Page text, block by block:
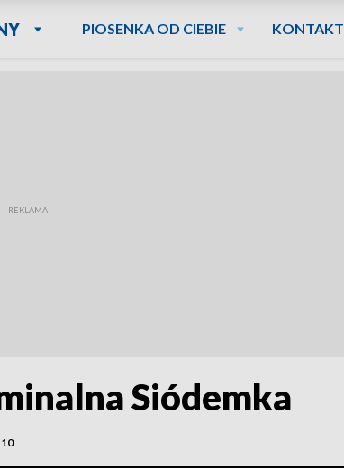
PIOSENKA OD CIEBIE KONTAKT
Siódemka